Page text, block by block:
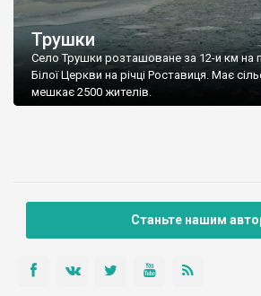
Трушки
Село Трушки розташоване за 12-и км на
Білої Церкви на річці Роставиця. Має
мешкає 2500 жителів.
Станьте нашим